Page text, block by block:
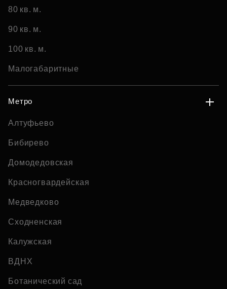
80 кв. м.
90 кв. м.
100 кв. м.
Малогабаритные
Метро
Алтуфьево
Бибирево
Домодедовская
Красногвардейская
Медведково
Сходненская
Калужская
ВДНХ
Ботанический сад